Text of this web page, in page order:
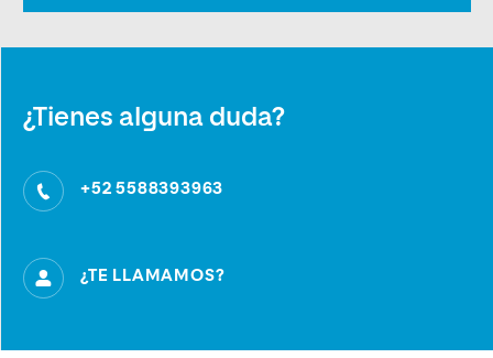
¿Tienes alguna duda?
+52 5588393963
¿TE LLAMAMOS?